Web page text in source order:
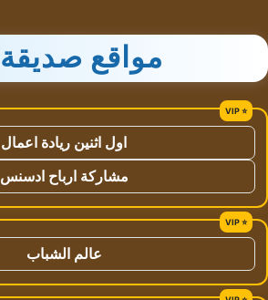
مواقع صديقة
اول اثنين ريادة اعمال
مشاركة ارباح ادسنس
عالم الشباب